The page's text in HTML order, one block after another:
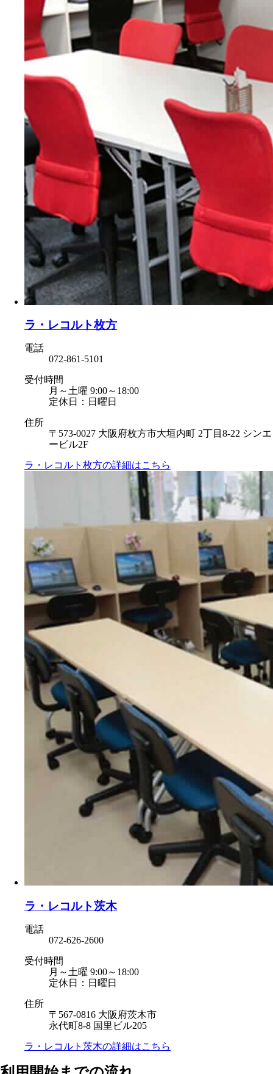
ラ・レコルト枚方
電話
072-861-5101
受付時間
月～土曜 9:00～18:00
定休日：日曜日
住所
〒573-0027 大阪府枚方市大垣内町 2丁目8-22 シンエ
ービル2F
ラ・レコルト枚方の詳細はこちら
ラ・レコルト茨木
電話
072-626-2600
受付時間
月～土曜 9:00～18:00
定休日：日曜日
住所
〒567-0816 大阪府茨木市
永代町8-8 国里ビル205
ラ・レコルト茨木の詳細はこちら